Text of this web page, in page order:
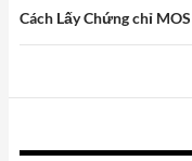
Cách Lấy Chứng chỉ